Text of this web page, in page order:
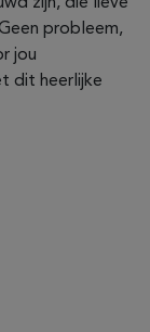
probleem,
jou
dit heerlijke